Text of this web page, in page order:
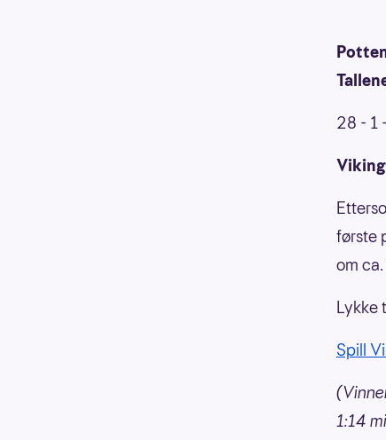
28 - 1
første
om
Lykke
Spill
1:14